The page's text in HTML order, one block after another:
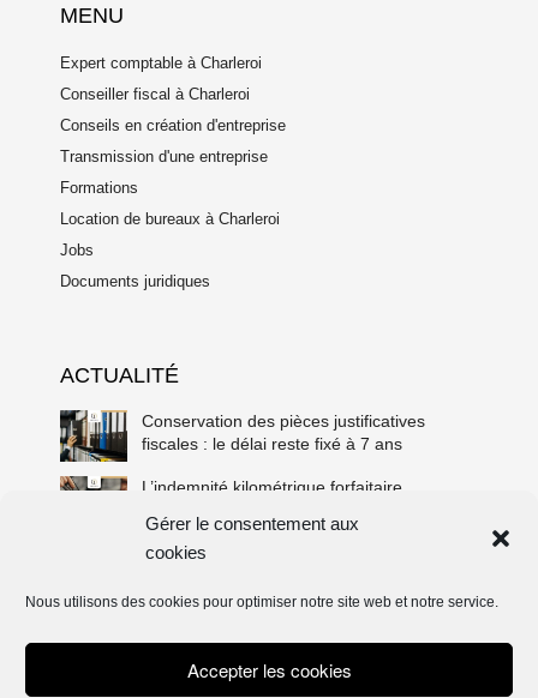
Gérer le consentement aux
cookies
Nous utilisons des cookies pour optimiser notre site web et notre service.
Accepter les cookies
MENU
Expert comptable à Charleroi
Conseiller fiscal à Charleroi
Conseils en création d'entreprise
Transmission d'une entreprise
Formations
Location de bureaux à Charleroi
Jobs
Documents juridiques
ACTUALITÉ
Conservation des pièces justificatives
fiscales : le délai reste fixé à 7 ans
L’indemnité kilométrique forfaitaire,
VVPRbis et réserve de liquidation : que va
société ?